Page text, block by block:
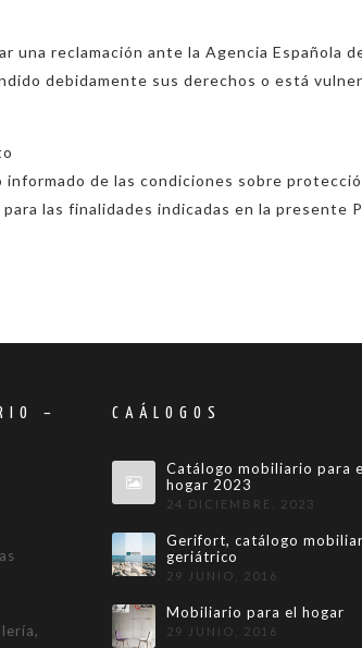
una reclamación ante la Agencia
debidamente sus derechos o está
informado de las condiciones sobre
para las finalidades indicadas en la presente
–
CAÁLOGOS
Catálogo mobiliario para
hogar 2023
24 DICIEMBRE, 2023
Gerifort, catálogo
geriátrico
29 JUNIO, 2016
Mobiliario para el hogar
29 JUNIO, 2016